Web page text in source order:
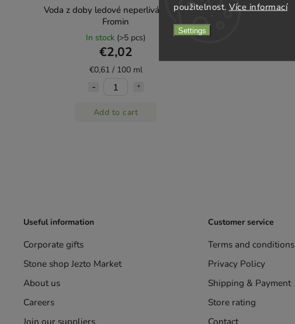
použitelnost. Více informací
Settings
Voda z doby ledové neperlivá 330ml
Fromin
In stock (>5 pcs)
€2,02
€0,61 / 100 ml
Add to cart
Useful information
Corporate gifts
Stone shop Jezto Market
About us
Careers
Join our suppliers
Customer service
Terms and conditions
Privacy Policy
Shipping & Payment
Store rating
Contact